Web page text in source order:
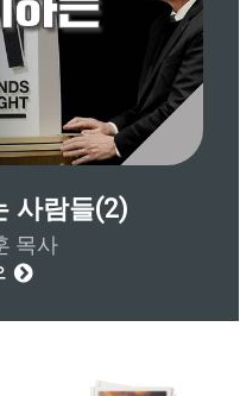
사람들(2)
목사